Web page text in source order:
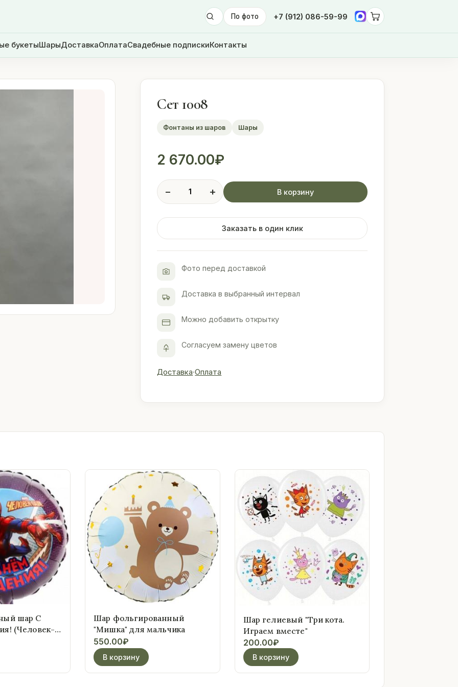
По фото +7 (912) 086-59-99
букетыШарыДоставкаОплатаСвадебные подпискиКонтакты
Сет 1008
Фонтаны из шаров Шары
2 670.00₽
−
Количество
товара
1008
+ В корзину
Заказать в один клик
Фото перед доставкой
Доставка в выбранный интервал
Можно добавить открытку
Согласуем замену цветов
Доставка·Оплата
шар С
(Человек-
Шар фольгированный
"Мишка" для мальчика
550.00₽
В корзину
Шар гелиевый "Три кота.
Играем вместе"
200.00₽
В корзину